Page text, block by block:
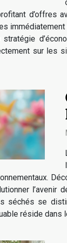
d’offres
sur les
l’avenir
séchés se
réside dans